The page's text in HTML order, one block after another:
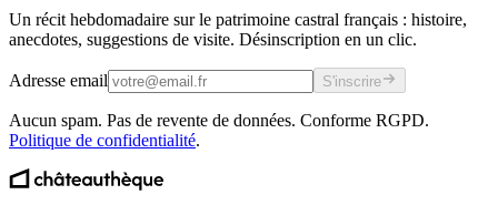
Un récit hebdomadaire sur le patrimoine castral français : histoire,
anecdotes, suggestions de visite. Désinscription en un clic.
Adresse email S'inscrire
Aucun spam. Pas de revente de données. Conforme RGPD.
Politique de confidentialité.